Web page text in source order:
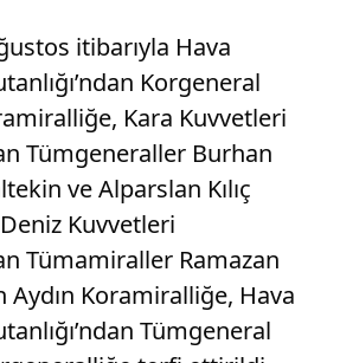
itibarıyla Hava
Korgeneral
Kara Kuvvetleri
Tümgeneraller Burhan
ve Alparslan Kılıç
Kuvvetleri
Tümamiraller Ramazan
Aydın Koramiralliğe, Hava
Tümgeneral